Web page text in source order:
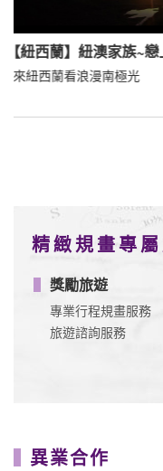
光10天
精緻規畫專
獎勵旅遊
專業行程規畫服務
旅遊諮詢服務
異業合作